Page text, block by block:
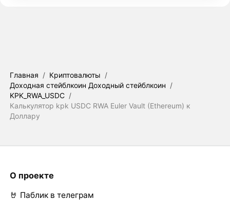
Главная / Криптовалюты /
Доходная стейблкоин Доходный стейблкоин /
KPK_RWA_USDC /
Калькулятор kpk USDC RWA Euler Vault (Ethereum) к
Доллару
О проекте
🤘 Паблик в телеграм